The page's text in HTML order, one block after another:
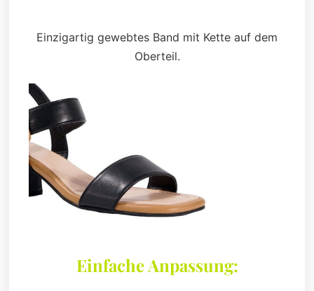
Einzigartig gewebtes Band mit Kette auf dem
Oberteil.
Einfache Anpassung: